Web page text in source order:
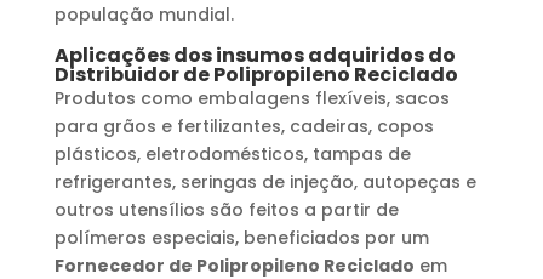
população mundial.
Aplicações dos insumos adquiridos do
Distribuidor de Polipropileno Reciclado
Produtos como embalagens flexíveis, sacos
para grãos e fertilizantes, cadeiras, copos
plásticos, eletrodomésticos, tampas de
refrigerantes, seringas de injeção, autopeças e
outros utensílios são feitos a partir de
polímeros especiais, beneficiados por um
Fornecedor de Polipropileno Reciclado em